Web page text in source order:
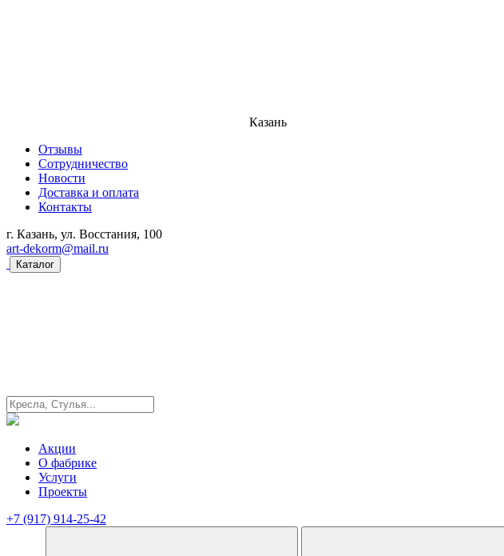
Казань
Отзывы
Сотрудничество
Новости
Доставка и оплата
Контакты
г. Казань, ул. Восстания, 100
art-dekorm@mail.ru
Каталог
Акции
О фабрике
Услуги
Проекты
+7 (917) 914-25-42